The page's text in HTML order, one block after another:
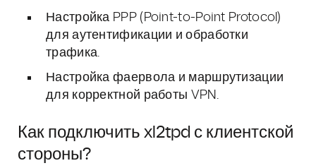
Настройка PPP (Point-to-Point Protocol)
для аутентификации и обработки
трафика.
Настройка фаервола и маршрутизации
для корректной работы VPN.
Как подключить xl2tpd с клиентской
стороны?